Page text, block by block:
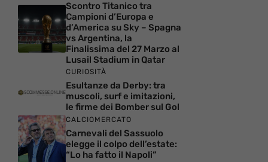
Scontro Titanico tra
Campioni d’Europa e
d’America su Sky – Spagna
vs Argentina, la
Finalissima del 27 Marzo al
Lusail Stadium in Qatar
CURIOSITÀ
Esultanze da Derby: tra
muscoli, surf e imitazioni,
le firme dei Bomber sul Gol
CALCIOMERCATO
Carnevali del Sassuolo
elegge il colpo dell’estate:
“Lo ha fatto il Napoli”